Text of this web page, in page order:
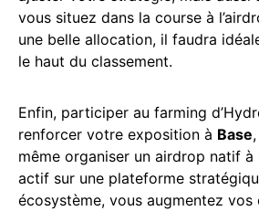
vous situez dans la course à
une belle allocation, il faudra
le haut du classement.
Enfin, participer au farming
renforcer votre exposition à Base
même organiser un airdrop natif à
actif sur une plateforme
écosystème, vous augmentez